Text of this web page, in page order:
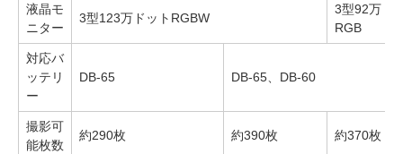
液晶モ
ニター
3型123万ドットRGBW
3型92万ド
RGB
対応バ
ッテリ
ー
DB-65 DB-65、DB-60
撮影可
能枚数
約290枚 約390枚 約370枚